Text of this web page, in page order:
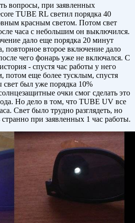
вопросы, при заявленных
TUBE RL светил порядка 40
красным светом. Потом свет
часа с небольшим он выключился.
дало еще порядка 20 минут
повторное второе включение дало
чего фонарь уже не включался. С
- спустя час работы у него
потом еще более тусклым, спустя
свет был уже порядка 10%
очки смог сделать это
Но дело в том, что TUBE UV все
Свет было трудно разглядеть, но
при заявленных 1 час работы.